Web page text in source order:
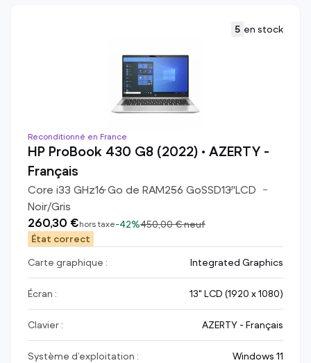
5 en stock
Reconditionné en France
HP ProBook 430 G8 (2022) • AZERTY -
Français
Core i33 GHz16Go de RAM256 GoSSD13"LCD
Noir/Gris
260,30 €hors taxe-42%450,00 €neuf
État correct
Carte graphique :
Integrated Graphics
Écran : 13" LCD (1920 x 1080)
Clavier : AZERTY - Français
Système d’exploitation : Windows 11